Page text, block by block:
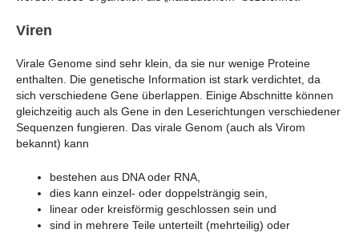
Viren
Virale Genome sind sehr klein, da sie nur wenige Proteine
enthalten. Die genetische Information ist stark verdichtet, da
sich verschiedene Gene überlappen. Einige Abschnitte können
gleichzeitig auch als Gene in den Leserichtungen verschiedener
Sequenzen fungieren. Das virale Genom (auch als Virom
bekannt) kann
bestehen aus DNA oder RNA,
dies kann einzel- oder doppelsträngig sein,
linear oder kreisförmig geschlossen sein und
sind in mehrere Teile unterteilt (mehrteilig) oder